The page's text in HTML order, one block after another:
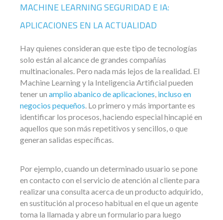
MACHINE LEARNING SEGURIDAD E IA:
APLICACIONES EN LA ACTUALIDAD
Hay quienes consideran que este tipo de tecnologías
solo están al alcance de grandes compañías
multinacionales. Pero nada más lejos de la realidad. El
Machine Learning y la Inteligencia Artificial pueden
tener un amplio abanico de aplicaciones, incluso en
negocios pequeños. Lo primero y más importante es
identificar los procesos, haciendo especial hincapié en
aquellos que son más repetitivos y sencillos, o que
generan salidas específicas.
Por ejemplo, cuando un determinado usuario se pone
en contacto con el servicio de atención al cliente para
realizar una consulta acerca de un producto adquirido,
en sustitución al proceso habitual en el que un agente
toma la llamada y abre un formulario para luego